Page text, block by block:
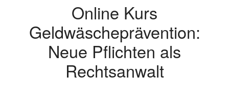
Online Kurs
Geldwäscheprävention:
Neue Pflichten als
Rechtsanwalt